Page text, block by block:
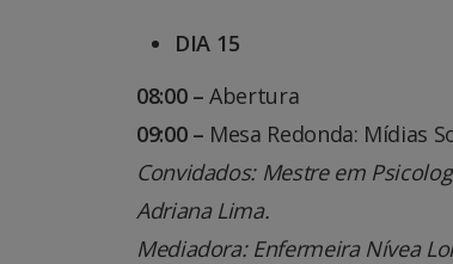
DIA 15
08:00 – Abertura
09:00 – Mesa Redonda: Mídias
Convidados: Mestre em
Adriana Lima.
Mediadora: Enfermeira Nívea